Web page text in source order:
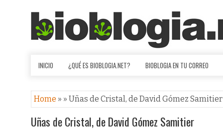
INICIO ¿QUÉ ES BIOBLOGIA.NET? BIOBLOGIA EN TU CORREO
Home » » Uñas de Cristal, de David Gómez Samitier
Uñas de Cristal, de David Gómez Samitier